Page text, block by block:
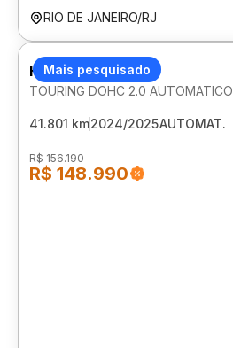
RIO DE JANEIRO/RJ
Mais pesquisado
HONDA ZR-V
TOURING DOHC 2.0 AUTOMATICO
41.801 km2024/2025AUTOMAT.
R$ 156.190
R$ 148.990